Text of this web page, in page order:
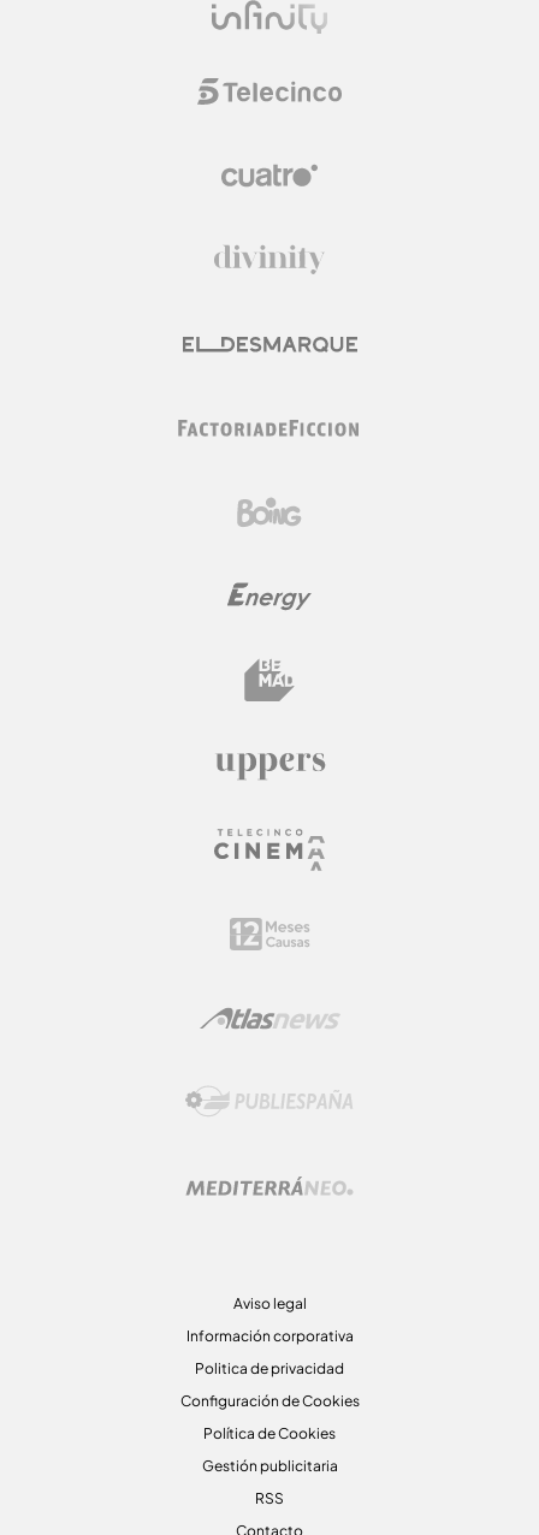
Aviso legal
Información corporativa
Politica de privacidad
Configuración de Cookies
Política de Cookies
Gestión publicitaria
RSS
Contacto